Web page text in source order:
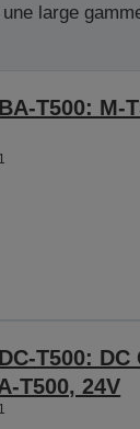
large
T500: M-
T500:
T500, 24V